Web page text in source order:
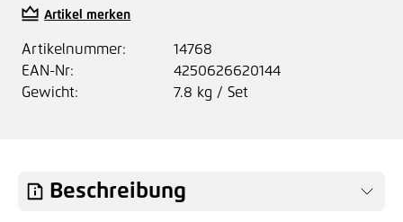
Artikel merken
Artikelnummer:
14768
EAN-Nr:
4250626620144
Gewicht:
7.8 kg / Set
Beschreibung